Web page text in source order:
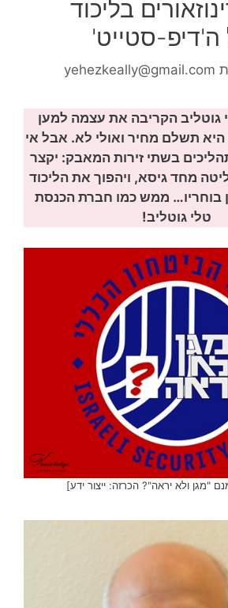
בליכוד
ה'דיפ-סטייט'
yehezkeally@gmail.com
גוטליב הקריבה את עצמה למען
תשלם מחיר ואולי לא. אבל אי
בשתי זירות המאבק: יקצר
מחד גיסא, ויהפוך את הליכוד
בוחריו… ממש כמו חברת הכנסת
טלי גוטליב!
"מגן ולא יראה"? הכרזה: ייצור ידע]